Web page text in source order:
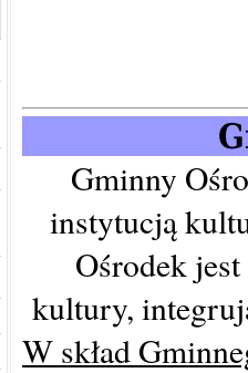
Gminny
instytucją
Ośrodek
kultury,
W skład